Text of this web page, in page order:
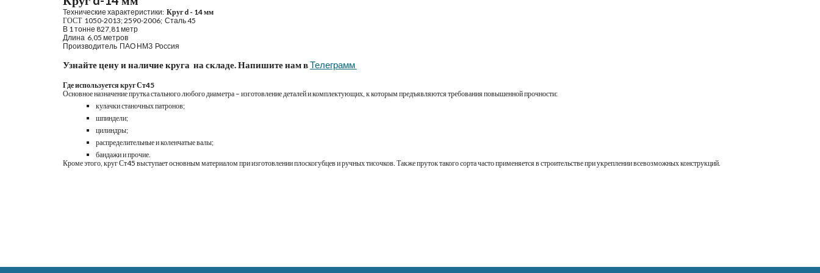
Технические характеристики: Круг d - 14 мм
ГОСТ 1050-2013; 2590-2006;  Сталь 45
В 1 тонне 827,81 метр
Длина  6,05 метров
Производитель  ПАО НМЗ  Россия
Узнайте цену и наличие круга  на складе. Напишите нам вТелеграмм
Где используется круг Ст45
Основное назначение прутка стального любого диаметра – изготовление деталей и комплектующих, к которым предъявляются требования повышенной прочности:
кулачки станочных патронов;
шпиндели;
цилиндры;
распределительные и коленчатые валы;
бандажи и прочие.
Кроме этого, круг Ст45 выступает основным материалом при изготовлении плоскогубцев и ручных тисочков. Также пруток такого сорта часто применяется в строительстве при укреплении всевозможных конструкций.